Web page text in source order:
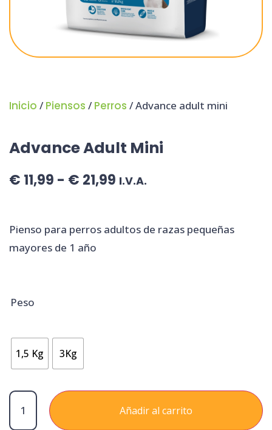
Inicio / Piensos / Perros / Advance adult mini
Advance Adult Mini
€ 11,99 - € 21,99 I.V.A.
Pienso para perros adultos de razas pequeñas
mayores de 1 año
Peso
1,5 Kg 3Kg
Añadir al carrito